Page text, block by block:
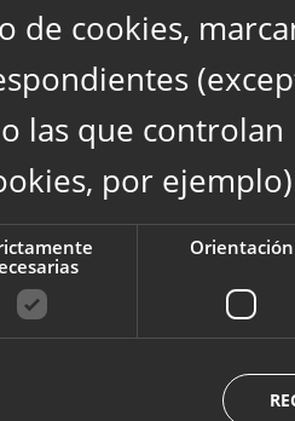
de cookies,
las que
por
Orientación